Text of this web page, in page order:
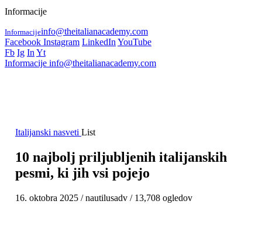
Informacije
Informacijeinfo@theitalianacademy.com
Facebook Instagram LinkedIn YouTube
Fb Ig In Yt
Informacije info@theitalianacademy.com
Italijanski nasveti List
10 najbolj priljubljenih italijanskih
pesmi, ki jih vsi pojejo
16. oktobra 2025 / nautilusadv / 13,708 ogledov